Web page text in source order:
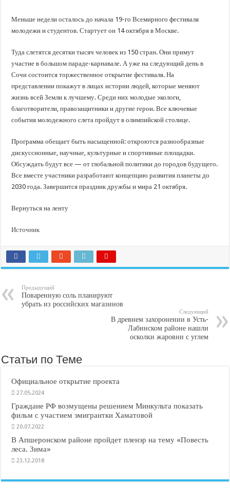
Важные правила обращения в вашу страховую компанию
В городах и районах Кубани отметили День России
Стартовал прием заявок на 20-й юбилейный молодежный форум «Регион 93»
Меньше недели осталось до начала 19-го Всемирного фестиваля
молодежи и студентов. Стартует он 14 октября в Москве.
Туда слетятся десятки тысяч человек из 150 стран. Они примут
участие в большом параде-карнавале. А уже на следующий день в
Сочи состоится торжественное открытие фестиваля. На
представлении покажут в лицах истории людей, которые меняют
жизнь всей Земли к лучшему. Среди них молодые экологи,
благотворители, правозащитники и другие герои. Все ключевые
события молодежного слета пройдут в олимпийской столице.
Программа обещает быть насыщенной: откроются разнообразные
дискуссионные, научные, культурные и спортивные площадки.
Обсуждать будут все — от глобальной политики до городов будущего.
Все вместе участники разработают концепцию развития планеты до
2030 года. Завершится праздник дружбы и мира 21 октября.
Вернуться на ленту
Источник
Предыдущий
Поваренную соль планируют
убрать из российских магазинов
Следующий
В древнем захоронении в Усть-
Лабинском районе нашли
осколки жаровни с углем
Статьи по Теме
Официальное открытие проекта
27.05.2024
Граждане РФ возмущены решением Минкульта показать
фильм с участием эмигрантки Хаматовой
20.07.2022
В Апшеронском районе пройдет пленэр на тему «Повесть
леса. Зима»
23.12.2018